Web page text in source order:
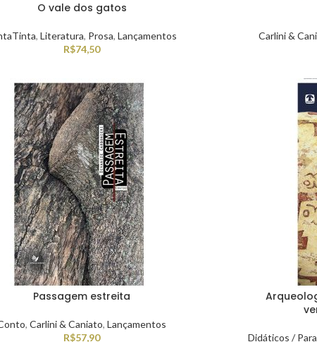
O vale dos gatos
, Literatura, Prosa, Lançamentos
R$74,50
Carlini &
Passagem estreita
, Carlini & Caniato, Lançamentos
R$57,90 Didáticos /